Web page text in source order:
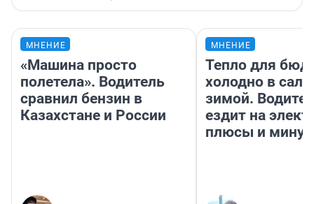
МНЕНИЕ
«Машина просто
полетела». Водитель
сравнил бензин в
Казахстане и России
МНЕНИЕ
Тепло для
холодно в
зимой.
ездит на
плюсы и